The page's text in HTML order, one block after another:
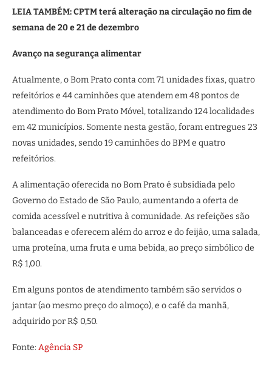
LEIA TAMBÉM: CPTM terá alteração na circulação no fim de
semana de 20 e 21 de dezembro
Avanço na segurança alimentar
Atualmente, o Bom Prato conta com 71 unidades fixas, quatro
refeitórios e 44 caminhões que atendem em 48 pontos de
atendimento do Bom Prato Móvel, totalizando 124 localidades
em 42 municípios. Somente nesta gestão, foram entregues 23
novas unidades, sendo 19 caminhões do BPM e quatro
refeitórios.
A alimentação oferecida no Bom Prato é subsidiada pelo
Governo do Estado de São Paulo, aumentando a oferta de
comida acessível e nutritiva à comunidade. As refeições são
balanceadas e oferecem além do arroz e do feijão, uma salada,
uma proteína, uma fruta e uma bebida, ao preço simbólico de
R$ 1,00.
Em alguns pontos de atendimento também são servidos o
jantar (ao mesmo preço do almoço), e o café da manhã,
adquirido por R$ 0,50.
Fonte: Agência SP